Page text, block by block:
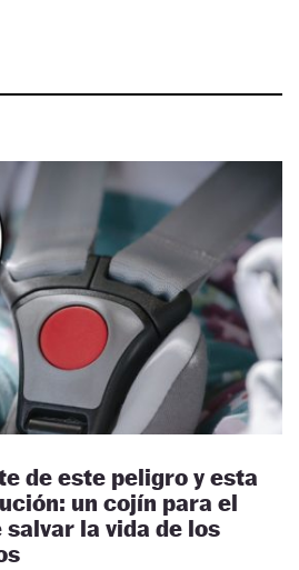
de este peligro y esta
un cojín para el
la vida de los